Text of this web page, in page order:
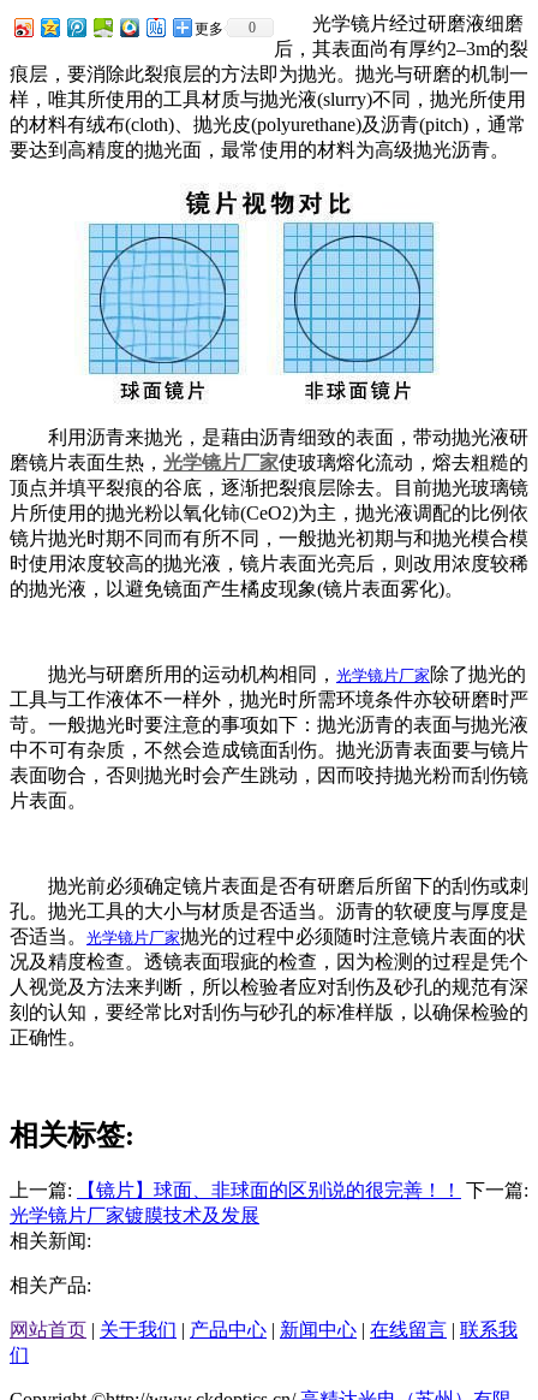
更多 0
光学镜片经过研磨液细磨
后，其表面尚有厚约2–3m的裂
痕层，要消除此裂痕层的方法即为抛光。抛光与研磨的机制一
样，唯其所使用的工具材质与抛光液(slurry)不同，抛光所使用
的材料有绒布(cloth)、抛光皮(polyurethane)及沥青(pitch)，通常
要达到高精度的抛光面，最常使用的材料为高级抛光沥青。
利用沥青来抛光，是藉由沥青细致的表面，带动抛光液研
磨镜片表面生热， 光学镜片厂家使玻璃熔化流动，熔去粗糙的
顶点并填平裂痕的谷底，逐渐把裂痕层除去。目前抛光玻璃镜
片所使用的抛光粉以氧化铈(CeO2)为主，抛光液调配的比例依
镜片抛光时期不同而有所不同，一般抛光初期与和抛光模合模
时使用浓度较高的抛光液，镜片表面光亮后，则改用浓度较稀
的抛光液，以避免镜面产生橘皮现象(镜片表面雾化)。
抛光与研磨所用的运动机构相同， 光学镜片厂家 除了抛光的
工具与工作液体不一样外，抛光时所需环境条件亦较研磨时严
苛。一般抛光时要注意的事项如下：抛光沥青的表面与抛光液
中不可有杂质，不然会造成镜面刮伤。抛光沥青表面要与镜片
表面吻合，否则抛光时会产生跳动，因而咬持抛光粉而刮伤镜
片表面。
抛光前必须确定镜片表面是否有研磨后所留下的刮伤或刺
孔。抛光工具的大小与材质是否适当。沥青的软硬度与厚度是
否适当。 光学镜片厂家抛光的过程中必须随时注意镜片表面的状
况及精度检查。透镜表面瑕疵的检查，因为检测的过程是凭个
人视觉及方法来判断，所以检验者应对刮伤及砂孔的规范有深
刻的认知，要经常比对刮伤与砂孔的标准样版，以确保检验的
正确性。
相关标签:
上一篇: 【镜片】球面、非球面的区别说的很完善！！
下一篇:
光学镜片厂家镀膜技术及发展
相关新闻:
相关产品:
网站首页 | 关于我们 | 产品中心 | 新闻中心 | 在线留言 | 联系我
们